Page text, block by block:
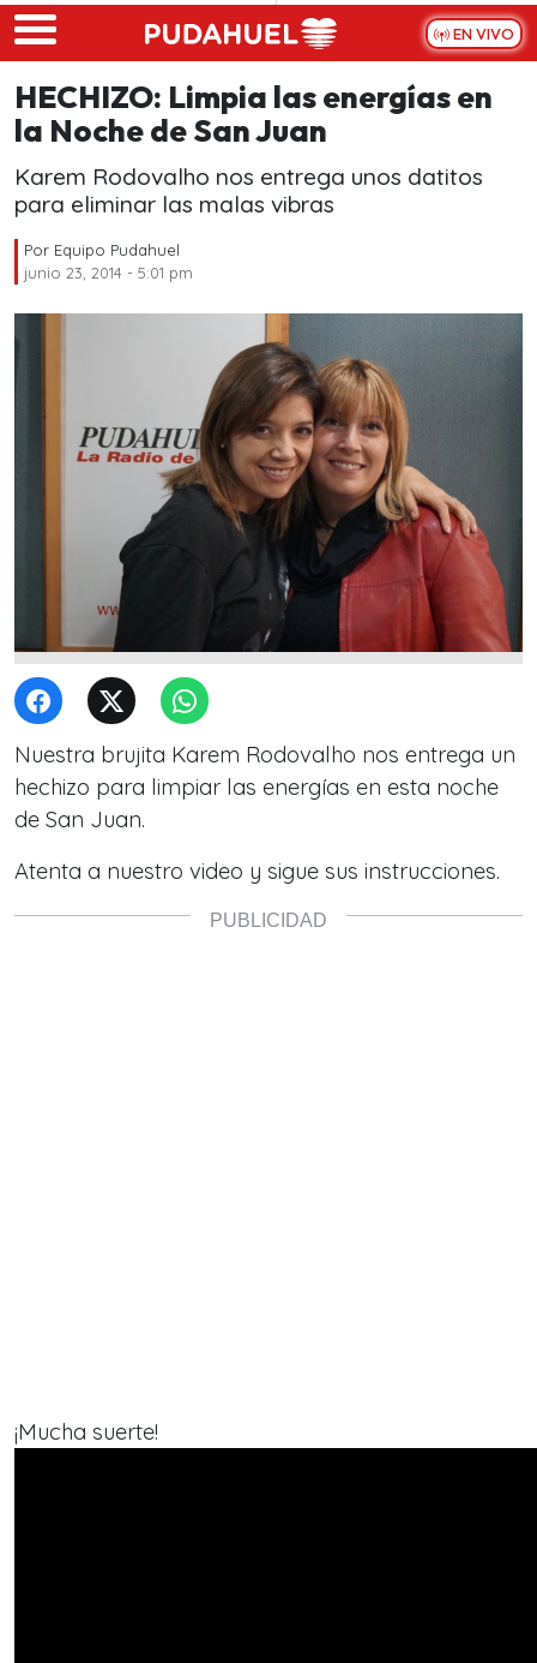
Skip to main content
EN VIVO
HECHIZO: Limpia las energías en
la Noche de San Juan
Karem Rodovalho nos entrega unos datitos
para eliminar las malas vibras
Por Equipo Pudahuel
junio 23, 2014 - 5:01 pm
Nuestra brujita Karem Rodovalho nos entrega un
hechizo para limpiar las energías en esta noche
de San Juan.
Atenta a nuestro video y sigue sus instrucciones.
¡Mucha suerte!